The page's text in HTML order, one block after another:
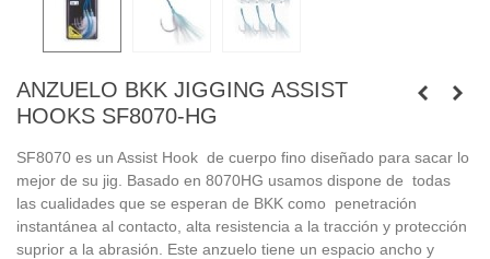
ANZUELO BKK JIGGING ASSIST
HOOKS SF8070-HG
SF8070 es un Assist Hook de cuerpo fino diseñado para sacar lo
mejor de su jig. Basado en 8070HG usamos dispone de todas
las cualidades que se esperan de BKK como penetración
instantánea al contacto, alta resistencia a la tracción y protección
suprior a la abrasión. Este anzuelo tiene un espacio ancho y